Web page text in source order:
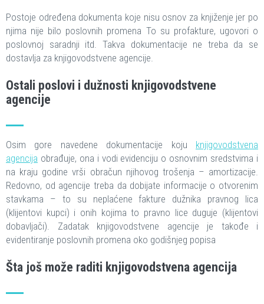
Postoje određena dokumenta koje nisu osnov za knjiženje jer po
njima nije bilo poslovnih promena To su profakture, ugovori o
poslovnoj saradnji itd. Takva dokumentacije ne treba da se
dostavlja za knjigovodstvene agencije.
Ostali poslovi i dužnosti knjigovodstvene
agencije
Osim gore navedene dokumentacije koju knjigovodstvena
agencija obrađuje, ona i vodi evidenciju o osnovnim sredstvima i
na kraju godine vrši obračun njihovog trošenja – amortizacije.
Redovno, od agencije treba da dobijate informacije o otvorenim
stavkama – to su neplaćene fakture dužnika pravnog lica
(klijentovi kupci) i onih kojima to pravno lice duguje (klijentovi
dobavljači). Zadatak knjigovodstvene agencije je takođe i
evidentiranje poslovnih promena oko godišnjeg popisa
Šta još može raditi knjigovodstvena agencija